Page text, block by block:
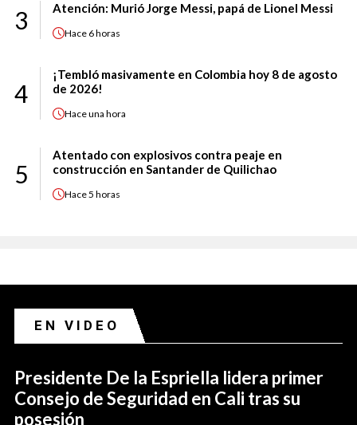
3 Atención: Murió Jorge Messi, papá de Lionel Messi
Hace 6 horas
4
¡Tembló masivamente en Colombia hoy 8 de agosto
de 2026!
Haceuna hora
5
Atentado con explosivos contra peaje en
construcción en Santander de Quilichao
Hace5 horas
EN VIDEO
Presidente De la Espriella lidera primer
Consejo de Seguridad en Cali tras su
posesión